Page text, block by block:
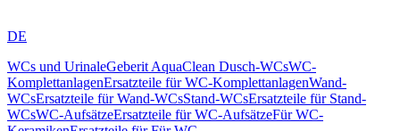
DE
WCs und UrinaleGeberit AquaClean Dusch-WCsWC-
KomplettanlagenErsatzteile für WC-KomplettanlagenWand-
WCsErsatzteile für Wand-WCsStand-WCsErsatzteile für Stand-
WCsWC-AufsätzeErsatzteile für WC-AufsätzeFür WC-